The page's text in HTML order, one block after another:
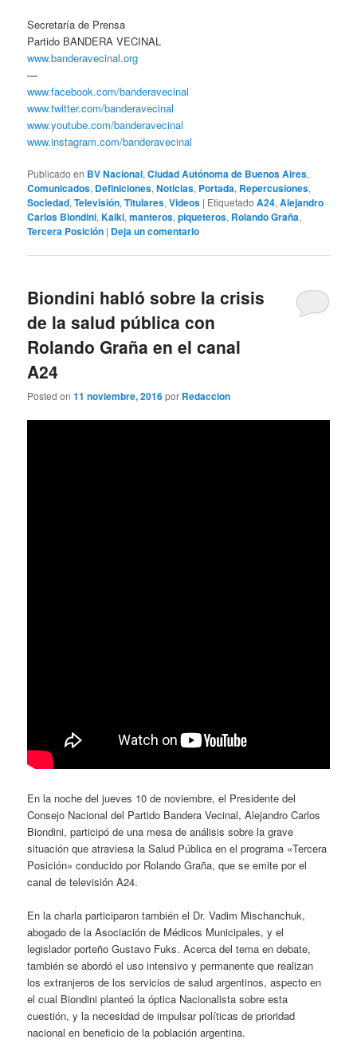
Secretaría de Prensa
Partido BANDERA VECINAL
www.banderavecinal.org
—
www.facebook.com/banderavecinal
www.twitter.com/banderavecinal
www.youtube.com/banderavecinal
www.instagram.com/banderavecinal
Publicado en BV Nacional,Ciudad Autónoma de Buenos Aires,
Comunicados, Definiciones,Noticias, Portada, Repercusiones,
Sociedad,Televisión,Titulares,Videos | Etiquetado A24,Alejandro
Carlos Biondini,Kalki,manteros,piqueteros, Rolando Graña,
Tercera Posición | Deja un comentario
Biondini habló sobre la crisis
de la salud pública con
Rolando Graña en el canal
A24
Posted on11 noviembre, 2016por Redaccion
En la noche del jueves 10 de noviembre, el Presidente del
Consejo Nacional del Partido Bandera Vecinal, Alejandro Carlos
Biondini, participó de una mesa de análisis sobre la grave
situación que atraviesa la Salud Pública en el programa «Tercera
Posición» conducido por Rolando Graña, que se emite por el
canal de televisión A24.
En la charla participaron también el Dr. Vadim Mischanchuk,
abogado de la Asociación de Médicos Municipales, y el
legislador porteño Gustavo Fuks. Acerca del tema en debate,
también se abordó el uso intensivo y permanente que realizan
los extranjeros de los servicios de salud argentinos, aspecto en
el cual Biondini planteó la óptica Nacionalista sobre esta
cuestión, y la necesidad de impulsar políticas de prioridad
nacional en beneficio de la población argentina.